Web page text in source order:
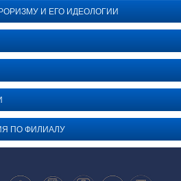
И ЕГО ИДЕОЛОГИИ
ПО ФИЛИАЛУ